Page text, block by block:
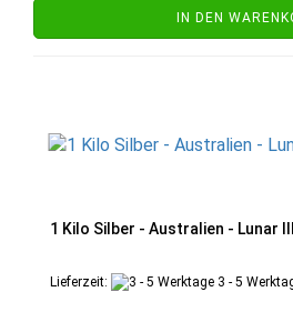
IN DEN
1 Kilo Silber - Australien - Lunar
Lieferzeit: 3 - 5